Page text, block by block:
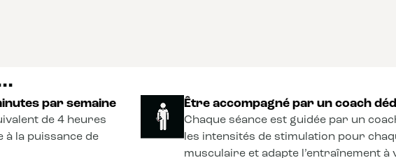
par semaine
de 4 heures
la puissance de
Être accompagné par un coach
Chaque séance est guidée par un
les intensités de stimulation pour
musculaire et adapte l’entraînement à